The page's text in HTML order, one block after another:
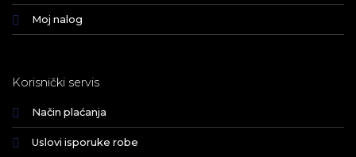
Moj nalog
Korisnički servis
Način plaćanja
Uslovi isporuke robe